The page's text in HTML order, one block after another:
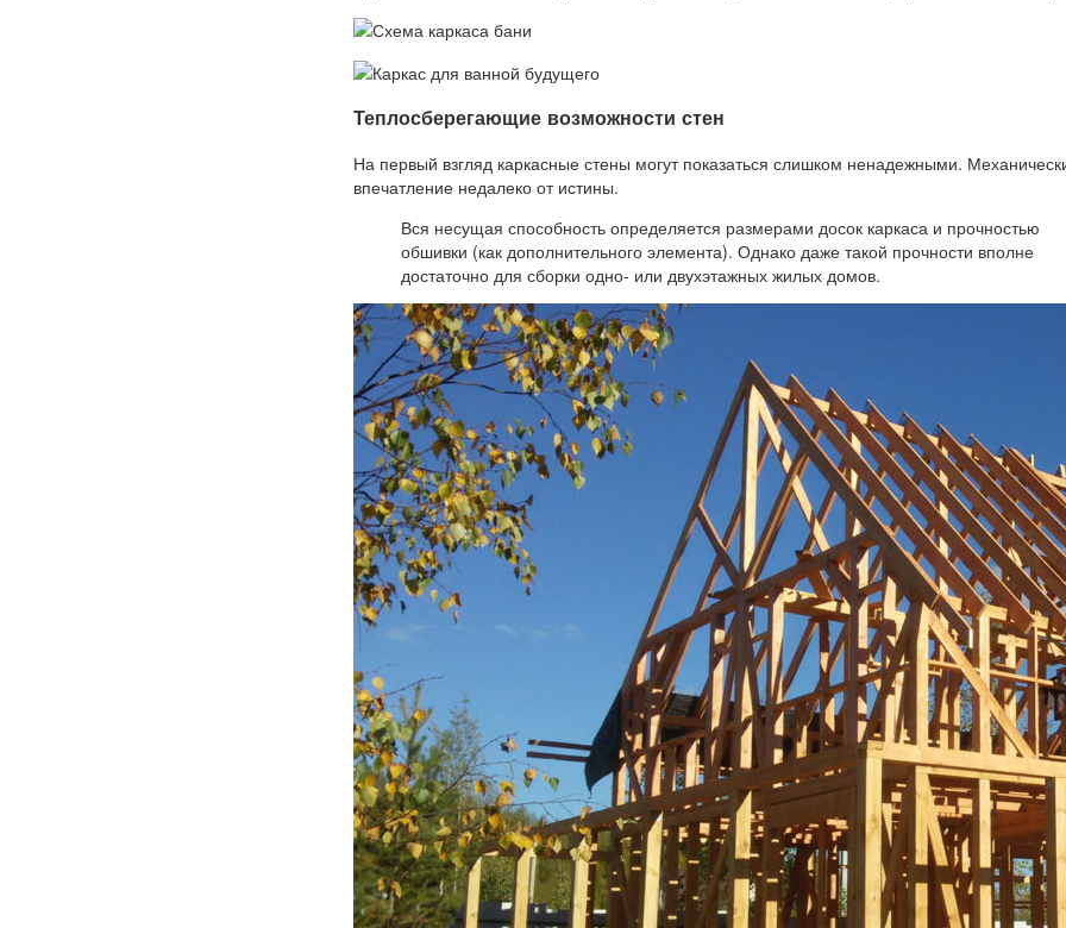
Теплосберегающие возможности стен
На первый взгляд каркасные стены могут показаться слишком ненадежными.
впечатление недалеко от истины.
Вся несущая способность определяется размерами досок каркаса и прочностью
обшивки (как дополнительного элемента). Однако даже такой прочности вполне
достаточно для сборки одно- или двухэтажных жилых домов.